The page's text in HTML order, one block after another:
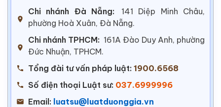
Chi nhánh Đà Nẵng:
141 Diệp Minh Châu,
phường Hoà Xuân, Đà Nẵng.
Chi nhánh TPHCM: 161A Đào Duy Anh, phường
Đức Nhuận, TPHCM.
Tổng đài tư vấn pháp luật: 1900.6568
Số điện thoại Luật sư: 037.6999996
Email: luatsu@luatduonggia.vn